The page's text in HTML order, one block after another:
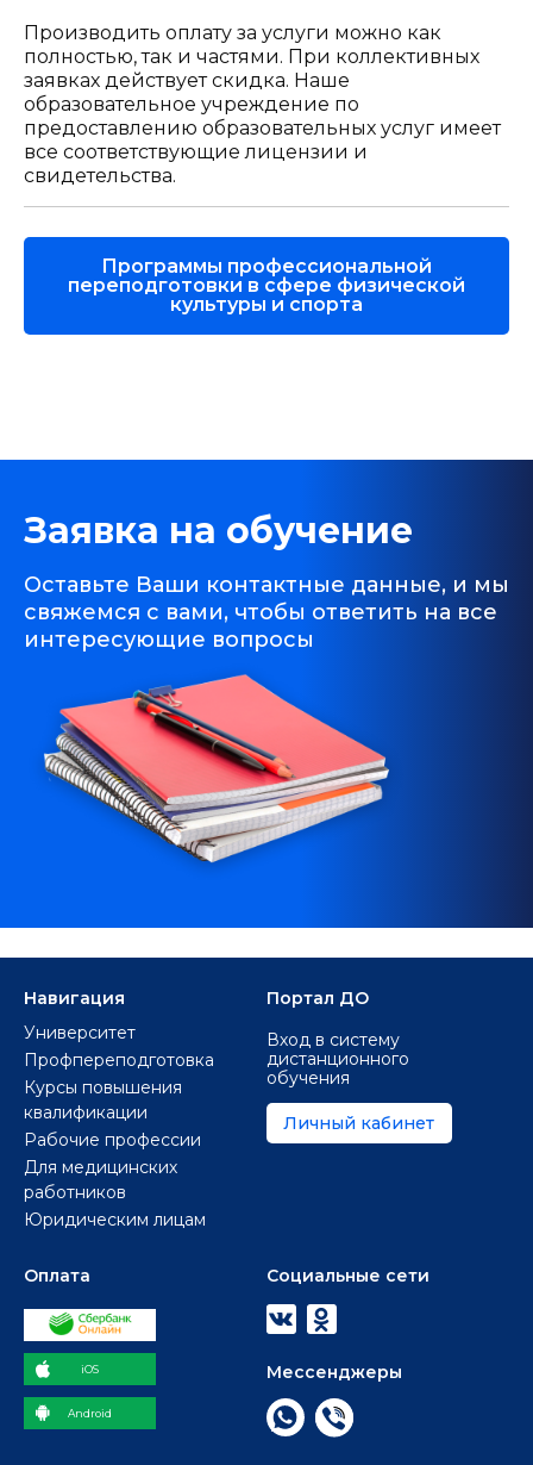
Производить оплату за услуги можно как
полностью, так и частями. При коллективных
заявках действует скидка. Наше
образовательное учреждение по
предоставлению образовательных услуг имеет
все соответствующие лицензии и
свидетельства.
Программы профессиональной
переподготовки в сфере физической
культуры и спорта
Заявка на обучение
Оставьте Ваши контактные данные, и мы
свяжемся с вами, чтобы ответить на все
интересующие вопросы
Навигация
Университет
Профпереподготовка
Курсы повышения
квалификации
Рабочие профессии
Для медицинских
работников
Юридическим лицам
Портал ДО
Вход в систему
дистанционного
обучения
Личный кабинет
Оплата
iOS
Android
Социальные сети
Мессенджеры